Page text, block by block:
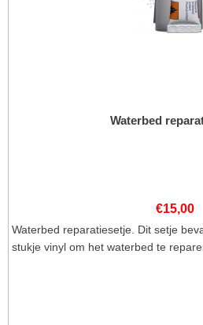
Waterbed
€15,00
Waterbed reparatiesetje. Dit setje
stukje vinyl om het waterbed te